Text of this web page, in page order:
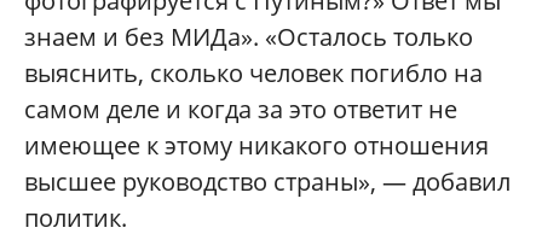
знаем и без МИДа». «Осталось только
выяснить, сколько человек погибло на
самом деле и когда за это ответит не
имеющее к этому никакого отношения
высшее руководство страны», — добавил
политик.